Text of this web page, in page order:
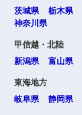
茨城県
栃木県
神奈川県
甲信越・北陸
新潟県
富山県
東海地方
岐阜県
静岡県